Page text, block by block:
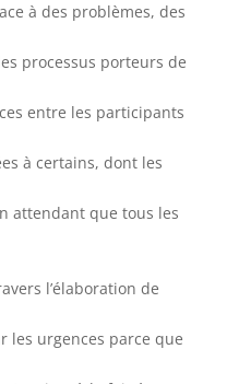
à des problèmes, des
processus porteurs de
entre les participants
à certains, dont les
attendant que tous les
l’élaboration de
les urgences parce que